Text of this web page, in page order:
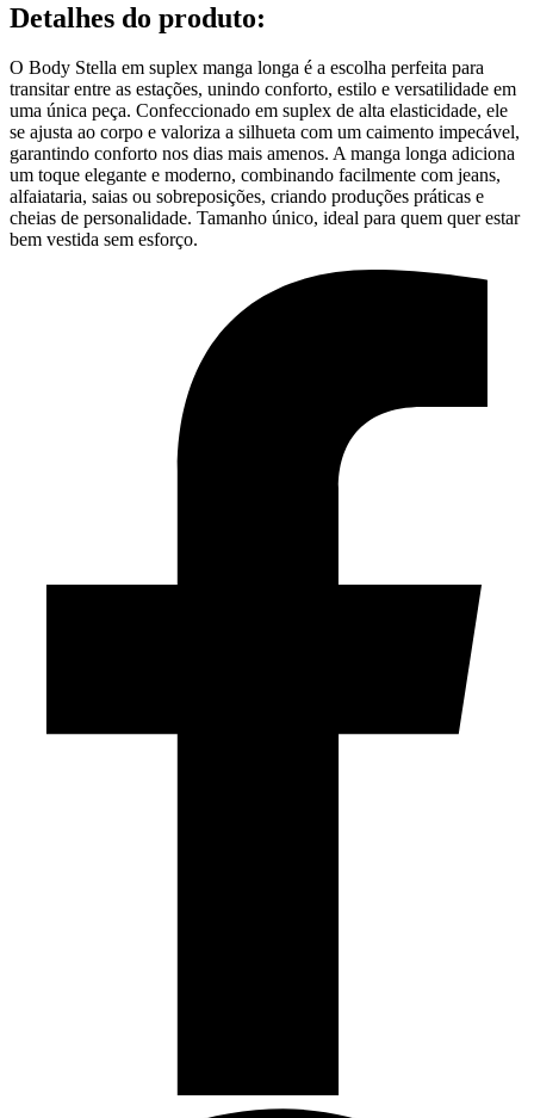
Detalhes do produto:
O Body Stella em suplex manga longa é a escolha perfeita para
transitar entre as estações, unindo conforto, estilo e versatilidade em
uma única peça. Confeccionado em suplex de alta elasticidade, ele
se ajusta ao corpo e valoriza a silhueta com um caimento impecável,
garantindo conforto nos dias mais amenos. A manga longa adiciona
um toque elegante e moderno, combinando facilmente com jeans,
alfaiataria, saias ou sobreposições, criando produções práticas e
cheias de personalidade. Tamanho único, ideal para quem quer estar
bem vestida sem esforço.